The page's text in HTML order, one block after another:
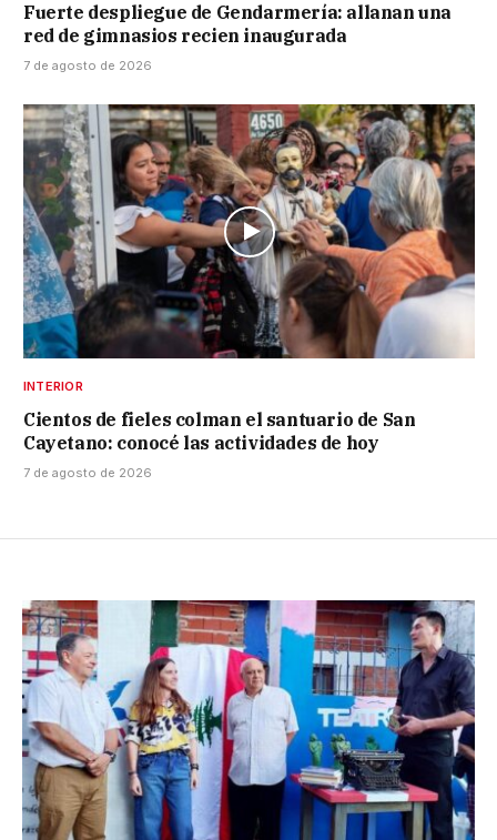
Fuerte despliegue de Gendarmería: allanan una
red de gimnasios recien inaugurada
7 de agosto de 2026
INTERIOR
Cientos de fieles colman el santuario de San
Cayetano: conocé las actividades de hoy
7 de agosto de 2026